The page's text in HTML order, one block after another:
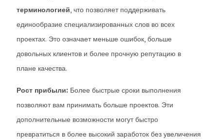
терминологией, что позволяет поддерживать
единообразие специализированных слов во всех
проектах. Это означает меньше ошибок, больше
довольных клиентов и более прочную репутацию в
плане качества.
Рост прибыли: Более быстрые сроки выполнения
позволяют вам принимать больше проектов. Эти
дополнительные возможности могут быстро
превратиться в более высокий заработок без увеличения